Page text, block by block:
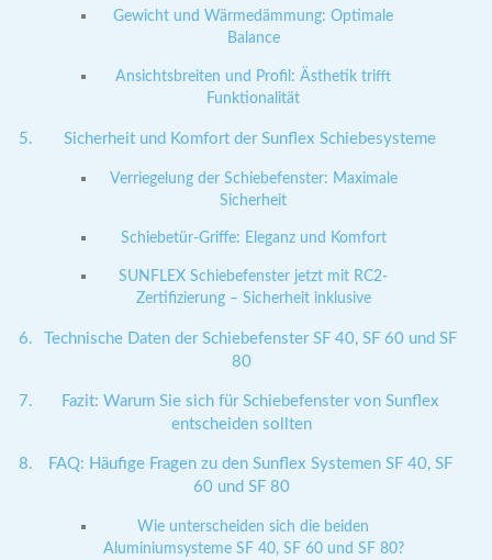
Gewicht und Wärmedämmung: Optimale
Balance
Ansichtsbreiten und Profil: Ästhetik trifft
Funktionalität
Sicherheit und Komfort der Sunflex Schiebesysteme
Verriegelung der Schiebefenster: Maximale
Sicherheit
Schiebetür-Griffe: Eleganz und Komfort
SUNFLEX Schiebefenster jetzt mit RC2-
Zertifizierung – Sicherheit inklusive
Technische Daten der Schiebefenster SF 40, SF 60 und SF
80
Fazit: Warum Sie sich für Schiebefenster von Sunflex
entscheiden sollten
FAQ: Häufige Fragen zu den Sunflex Systemen SF 40, SF
60 und SF 80
Wie unterscheiden sich die beiden
Aluminiumsysteme SF 40, SF 60 und SF 80?